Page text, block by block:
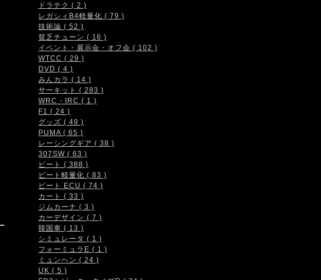
ドラテク ( 2 )
レガシィB4軽量化 ( 79 )
技術論 ( 52 )
貧乏チューン ( 16 )
イベント・展示会・オフ会 ( 102 )
WTCC ( 29 )
DVD ( 4 )
みんカラ ( 14 )
サーキット ( 283 )
WRC・IRC ( 1 )
F1 ( 24 )
グッズ ( 49 )
PUMA ( 65 )
レーシングギア ( 38 )
307SW ( 63 )
ビート ( 388 )
ビート軽量化 ( 83 )
ビート ECU ( 74 )
カート ( 33 )
ジムカーナ ( 3 )
カーデザイン ( 7 )
韓国車 ( 13 )
シミュレータ ( 1 )
フォーミュラE ( 1 )
ミュンヘン ( 24 )
UK ( 5 )